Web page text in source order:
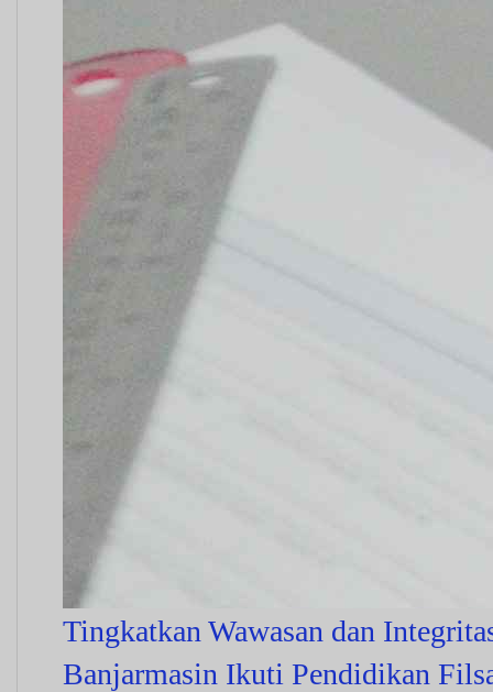
Tingkatkan Wawasan dan
Banjarmasin Ikuti Pendidikan